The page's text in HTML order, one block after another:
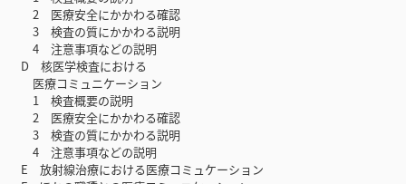
2 医療安全にかかわる確認
3 検査の質にかかわる説明
4 注意事項などの説明
D 核医学検査における
医療コミュニケーション
1 検査概要の説明
2 医療安全にかかわる確認
3 検査の質にかかわる説明
4 注意事項などの説明
E 放射線治療における医療コミュケーション